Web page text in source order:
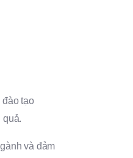
tạo
quả.
và đảm